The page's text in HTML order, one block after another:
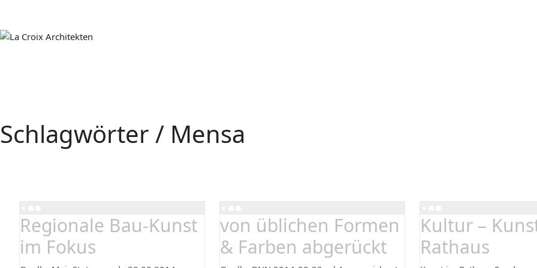
Schlagwörter / Mensa
Regionale Bau-Kunst
im Fokus
von üblichen Formen
& Farben abgerückt
Kultur –
Rathaus